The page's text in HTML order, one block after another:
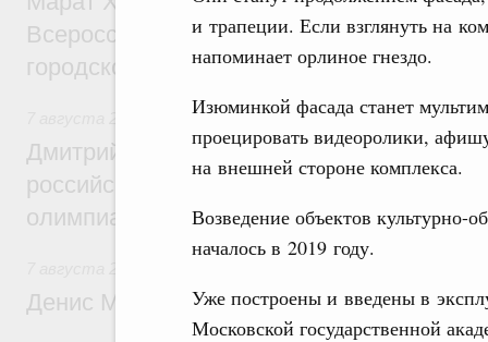
и трапеции. Если взглянуть на
напоминает орлиное гнездо.
Изюминкой фасада станет
проецировать видеоролики,
на внешней стороне комплекса.
Возведение объектов культурно-
началось в 2019 году.
Уже построены и введены в
Московской государственной
Всероссийского конкурса лучших
городской среды
Отрасль информационных технологий
Дмитрий Чернышенко и Сергей Кравцов
российскую сборную с победой на
олимпиаде по искусственному
Денис Мантуров посетил Ярославскую